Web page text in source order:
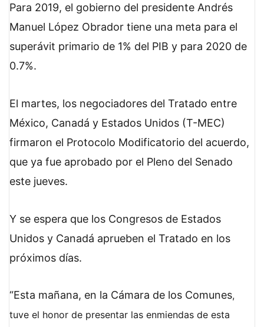
Para 2019, el gobierno del presidente Andrés
Manuel López Obrador tiene una meta para el
superávit primario de 1% del PIB y para 2020 de
0.7%.
El martes, los negociadores del Tratado entre
México, Canadá y Estados Unidos (T-MEC)
firmaron el Protocolo Modificatorio del acuerdo,
que ya fue aprobado por el Pleno del Senado
este jueves.
Y se espera que los Congresos de Estados
Unidos y Canadá aprueben el Tratado en los
próximos días.
“Esta mañana, en la Cámara de los Comunes,
tuve el honor de presentar las enmiendas de esta